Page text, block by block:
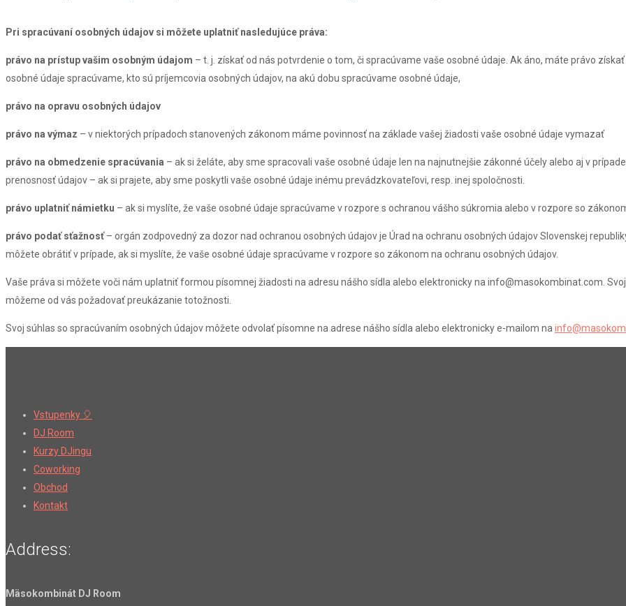
Pri spracúvaní osobných údajov si môžete uplatniť nasledujúce práva:
právo na prístup vašim osobným údajom – t. j. získať od nás potvrdenie o tom, či spracúvame vaše osobné údaje. Ak áno, máte právo
osobné údaje spracúvame, kto sú príjemcovia osobných údajov, na akú dobu spracúvame osobné údaje,
právo na opravu osobných údajov
právo na výmaz – v niektorých prípadoch stanovených zákonom máme povinnosť na základe vašej žiadosti vaše osobné údaje vymazať
právo na obmedzenie spracúvania – ak si želáte, aby sme spracovali vaše osobné údaje len na najnutnejšie zákonné účely alebo aj v
prenosnosť údajov – ak si prajete, aby sme poskytli vaše osobné údaje inému prevádzkovateľovi, resp. inej spoločnosti.
právo uplatniť námietku – ak si myslíte, že vaše osobné údaje spracúvame v rozpore s ochranou vášho súkromia alebo v rozpore so
právo podať sťažnosť– orgán zodpovedný za dozor nad ochranou osobných údajov je Úrad na ochranu osobných údajov Slovenskej
môžete obrátiť v prípade, ak si myslíte, že vaše osobné údaje spracúvame v rozpore so zákonom na ochranu osobných údajov.
Vaše práva si môžete voči nám uplatniť formou písomnej žiadosti na adresu nášho sídla alebo elektronicky na info@masokombinat.com.
môžeme od vás požadovať preukázanie totožnosti.
Svoj súhlas so spracúvaním osobných údajov môžete odvolať písomne na adrese nášho sídla alebo elektronicky e-mailom na
Vstupenky 🎈
DJ Room
Kurzy DJingu
Coworking
Obchod
Kontakt
Address:
Mäsokombinát DJ Room